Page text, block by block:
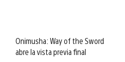
Onimusha: Way of the Sword
abre la vista previa final